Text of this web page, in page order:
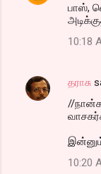
பாஸ்,
10:18
தராசு
//
10:20